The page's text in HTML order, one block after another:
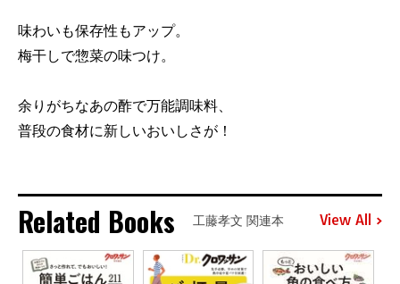
味わいも保存性もアップ。
梅干しで惣菜の味つけ。
余りがちなあの酢で万能調味料、
普段の食材に新しいおいしさが！
Related Books 工藤孝文 関連本 View All